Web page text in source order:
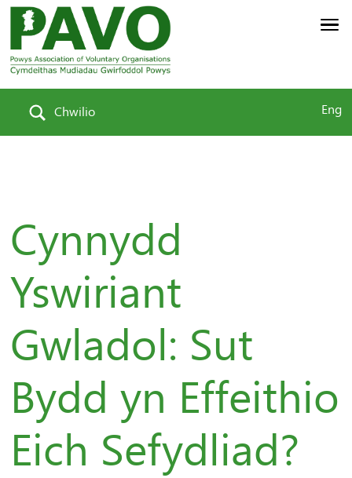
Chwilio Eng
Cynnydd
Yswiriant
Gwladol: Sut
Bydd yn Effeithio
Eich Sefydliad?